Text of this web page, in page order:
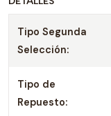
Tipo Segunda
Selección:
Tipo de
Repuesto: